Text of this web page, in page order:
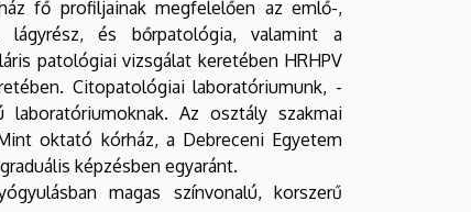
fő profiljainak megfelelően az emlő-,
lágyrész, és bőrpatológia, valamint a
patológiai vizsgálat keretében HRHPV
Citopatológiai laboratóriumunk, -
Az osztály szakmai
oktató kórház, a Debreceni Egyetem
képzésben egyaránt.
magas színvonalú, korszerű